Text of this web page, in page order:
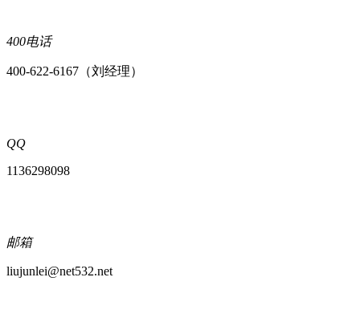
400电话
400-622-6167（刘经理）
QQ
1136298098
邮箱
liujunlei@net532.net